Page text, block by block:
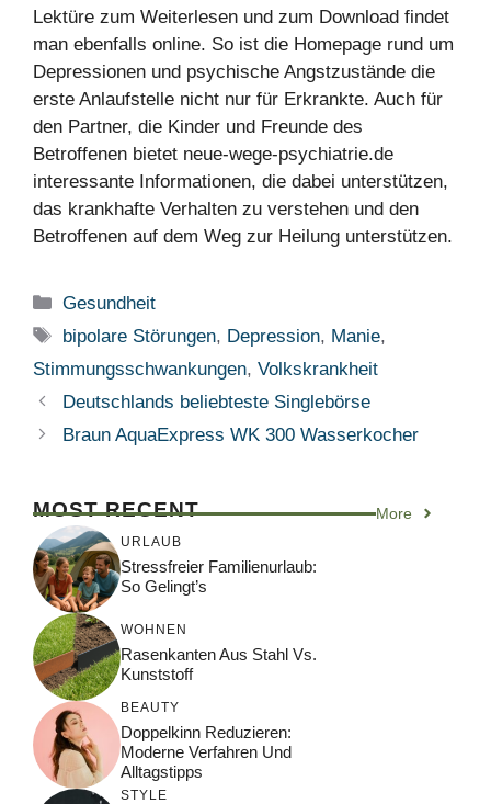
Lektüre zum Weiterlesen und zum Download findet
man ebenfalls online. So ist die Homepage rund um
Depressionen und psychische Angstzustände die
erste Anlaufstelle nicht nur für Erkrankte. Auch für
den Partner, die Kinder und Freunde des
Betroffenen bietet neue-wege-psychiatrie.de
interessante Informationen, die dabei unterstützen,
das krankhafte Verhalten zu verstehen und den
Betroffenen auf dem Weg zur Heilung unterstützen.
Kategorien
Gesundheit
Schlagwörter
bipolare Störungen, Depression, Manie,
Stimmungsschwankungen, Volkskrankheit
Deutschlands beliebteste Singlebörse
Braun AquaExpress WK 300 Wasserkocher
MOST RECENT More
URLAUB
Stressfreier Familienurlaub:
So Gelingt’s
WOHNEN
Rasenkanten Aus Stahl Vs.
Kunststoff
BEAUTY
Doppelkinn Reduzieren:
Moderne Verfahren Und
Alltagstipps
STYLE